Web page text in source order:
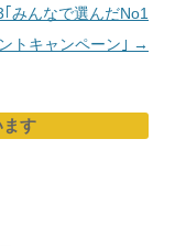
｢みんなで選んだNo1
トキャンペーン｣ →
す